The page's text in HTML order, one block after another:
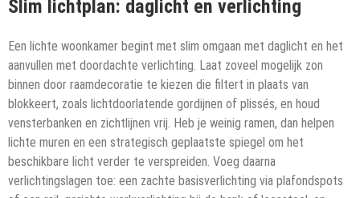
Slim lichtplan: daglicht en verlichting
Een lichte woonkamer begint met slim omgaan met daglicht en het
aanvullen met doordachte verlichting. Laat zoveel mogelijk zon
binnen door raamdecoratie te kiezen die filtert in plaats van
blokkeert, zoals lichtdoorlatende gordijnen of plissés, en houd
vensterbanken en zichtlijnen vrij. Heb je weinig ramen, dan helpen
lichte muren en een strategisch geplaatste spiegel om het
beschikbare licht verder te verspreiden. Voeg daarna
verlichtingslagen toe: een zachte basisverlichting via plafondspots